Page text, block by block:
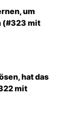
um
(#323 mit
hat das
mit